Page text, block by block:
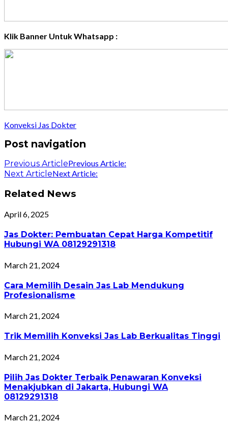
Klik Banner Untuk Whatsapp :
Konveksi Jas Dokter
Post navigation
Previous ArticlePrevious Article:
Next ArticleNext Article:
Related News
April 6, 2025
Jas Dokter: Pembuatan Cepat Harga Kompetitif
Hubungi WA 08129291318
March 21, 2024
Cara Memilih Desain Jas Lab Mendukung
Profesionalisme
March 21, 2024
Trik Memilih Konveksi Jas Lab Berkualitas Tinggi
March 21, 2024
Pilih Jas Dokter Terbaik Penawaran Konveksi
Menakjubkan di Jakarta, Hubungi WA
08129291318
March 21, 2024